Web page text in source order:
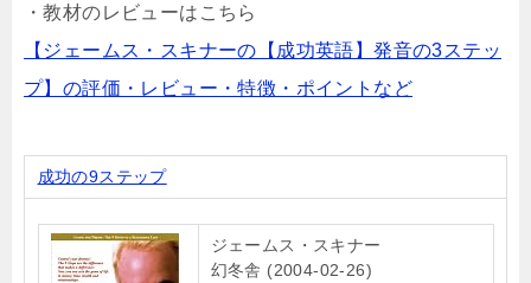
・教材のレビューはこちら
【ジェームス・スキナーの【成功英語】発音の3ステッ
プ】の評価・レビュー・特徴・ポイントなど
成功の9ステップ
ジェームス・スキナー
幻冬舎 (2004-02-26)